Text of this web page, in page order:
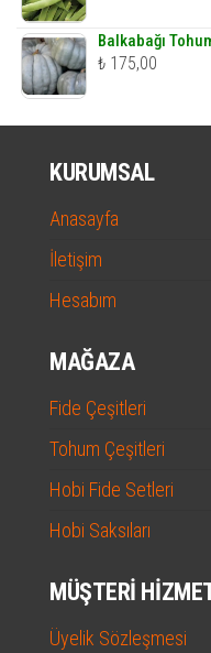
Balkabağı
₺ 175,00
KURUMSAL
Anasayfa
İletişim
Hesabım
MAĞAZA
Fide Çeşitleri
Tohum Çeşitleri
Hobi Fide Setleri
Hobi Saksıları
MÜŞTERI
Üyelik Sözleşmesi